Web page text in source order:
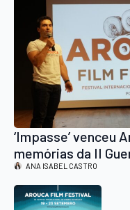
‘Impasse’ venceu
memórias da II
ANA ISABEL CASTRO